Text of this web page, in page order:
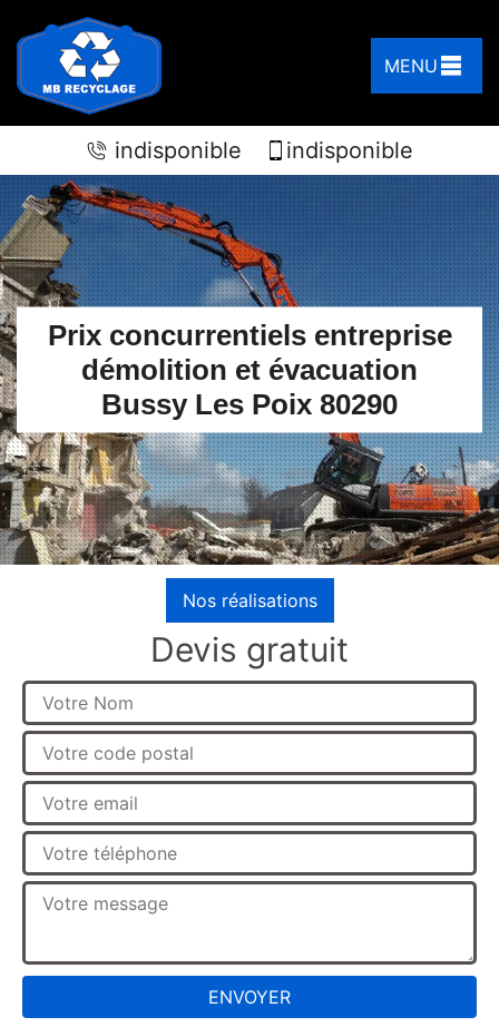
MENU
indisponible indisponible
Prix concurrentiels entreprise
démolition et évacuation
Bussy Les Poix 80290
Nos réalisations
Devis gratuit